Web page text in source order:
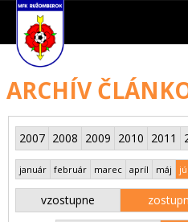
ARCHÍV
2007 2008 2009 2010 2011
január február marec apríl máj
vzostupne